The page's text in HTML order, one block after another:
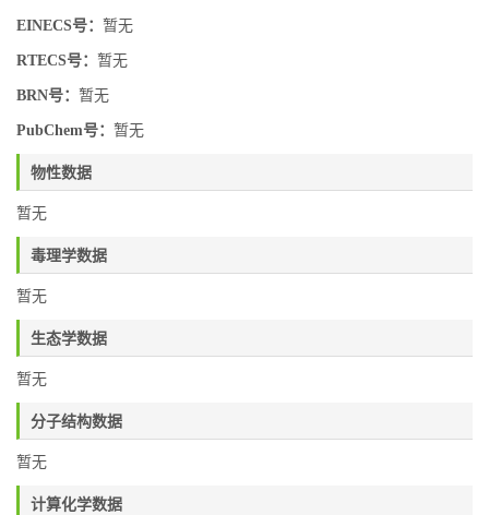
EINECS号： 暂无
RTECS号： 暂无
BRN号： 暂无
PubChem号： 暂无
物性数据
暂无
毒理学数据
暂无
生态学数据
暂无
分子结构数据
暂无
计算化学数据